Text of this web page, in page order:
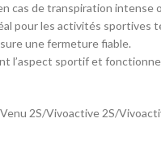
cas de transpiration intense
pour les activités sportives
une fermeture fiable.
l’aspect sportif et
2S/Vivoactive 2S/